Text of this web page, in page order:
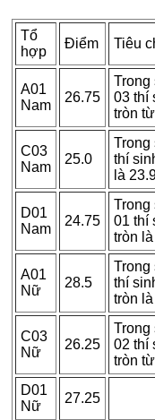
Tổ
hợp
Điểm Tiêu
A01
Nam
26.75
Trong
03 thí
tròn
C03
Nam
25.0
Trong
thí
là
D01
Nam
24.75
Trong
01 thí
tròn
A01
Nữ
28.5
Trong
thí
tròn
C03
Nữ
26.25
Trong
02 thí
tròn
D01
Nữ
27.25